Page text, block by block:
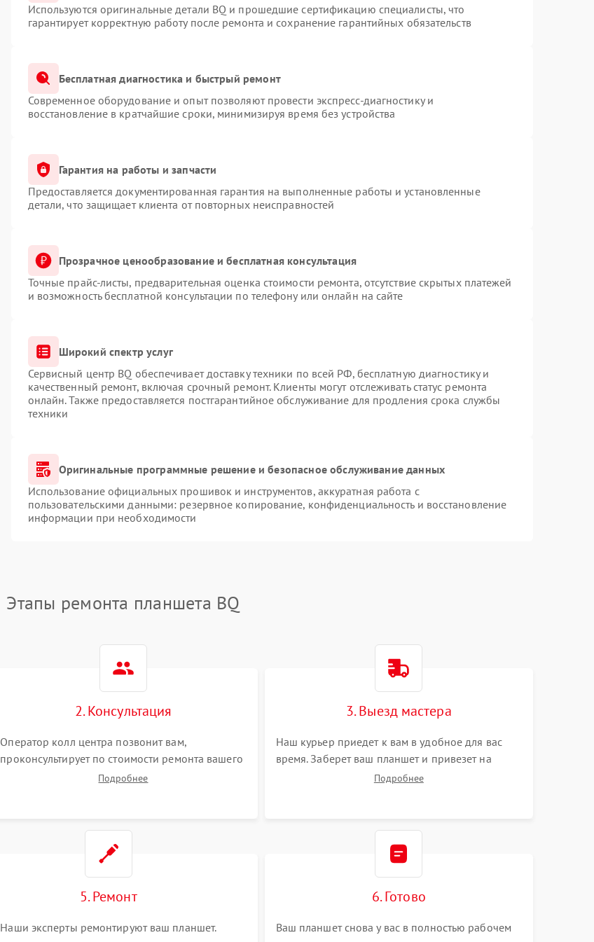
Используются оригинальные детали BQ и прошедшие сертификацию специалисты, что
гарантирует корректную работу после ремонта и сохранение гарантийных обязательств
Бесплатная диагностика и быстрый ремонт
Современное оборудование и опыт позволяют провести экспресс-диагностику и
восстановление в кратчайшие сроки, минимизируя время без устройства
Гарантия на работы и запчасти
Предоставляется документированная гарантия на выполненные работы и установленные
детали, что защищает клиента от повторных неисправностей
Прозрачное ценообразование и бесплатная консультация
Точные прайс-листы, предварительная оценка стоимости ремонта, отсутствие скрытых платежей
и возможность бесплатной консультации по телефону или онлайн на сайте
Широкий спектр услуг
Сервисный центр BQ обеспечивает доставку техники по всей РФ, бесплатную диагностику и
качественный ремонт, включая срочный ремонт. Клиенты могут отслеживать статус ремонта
онлайн. Также предоставляется постгарантийное обслуживание для продления срока службы
техники
Оригинальные программные решение и безопасное обслуживание данных
Использование официальных прошивок и инструментов, аккуратная работа с
пользовательскими данными: резервное копирование, конфиденциальность и восстановление
информации при необходимости
Этапы ремонта планшета BQ
2. Консультация
Оператор колл центра позвонит вам,
проконсультирует по стоимости ремонта вашего
планшета а также ответит на все ваши вопросы.
Подробнее
3. Выезд мастера
Наш курьер приедет к вам в удобное для вас
время. Заберет ваш планшет и привезет на
склад для диагностики.Подробнее
5. Ремонт
Наши эксперты ремонтируют ваш планшет.
6. Готово
Ваш планшет снова у вас в полностью рабочем